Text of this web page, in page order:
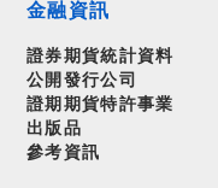
金融資訊
證券期貨統計資料
公開發行公司
證期期貨特許事業
出版品
參考資訊